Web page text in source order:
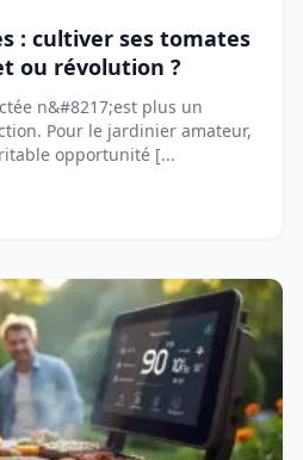
: cultiver ses tomates
ou révolution ?
n&#8217;est plus un
Pour le jardinier amateur,
opportunité [...